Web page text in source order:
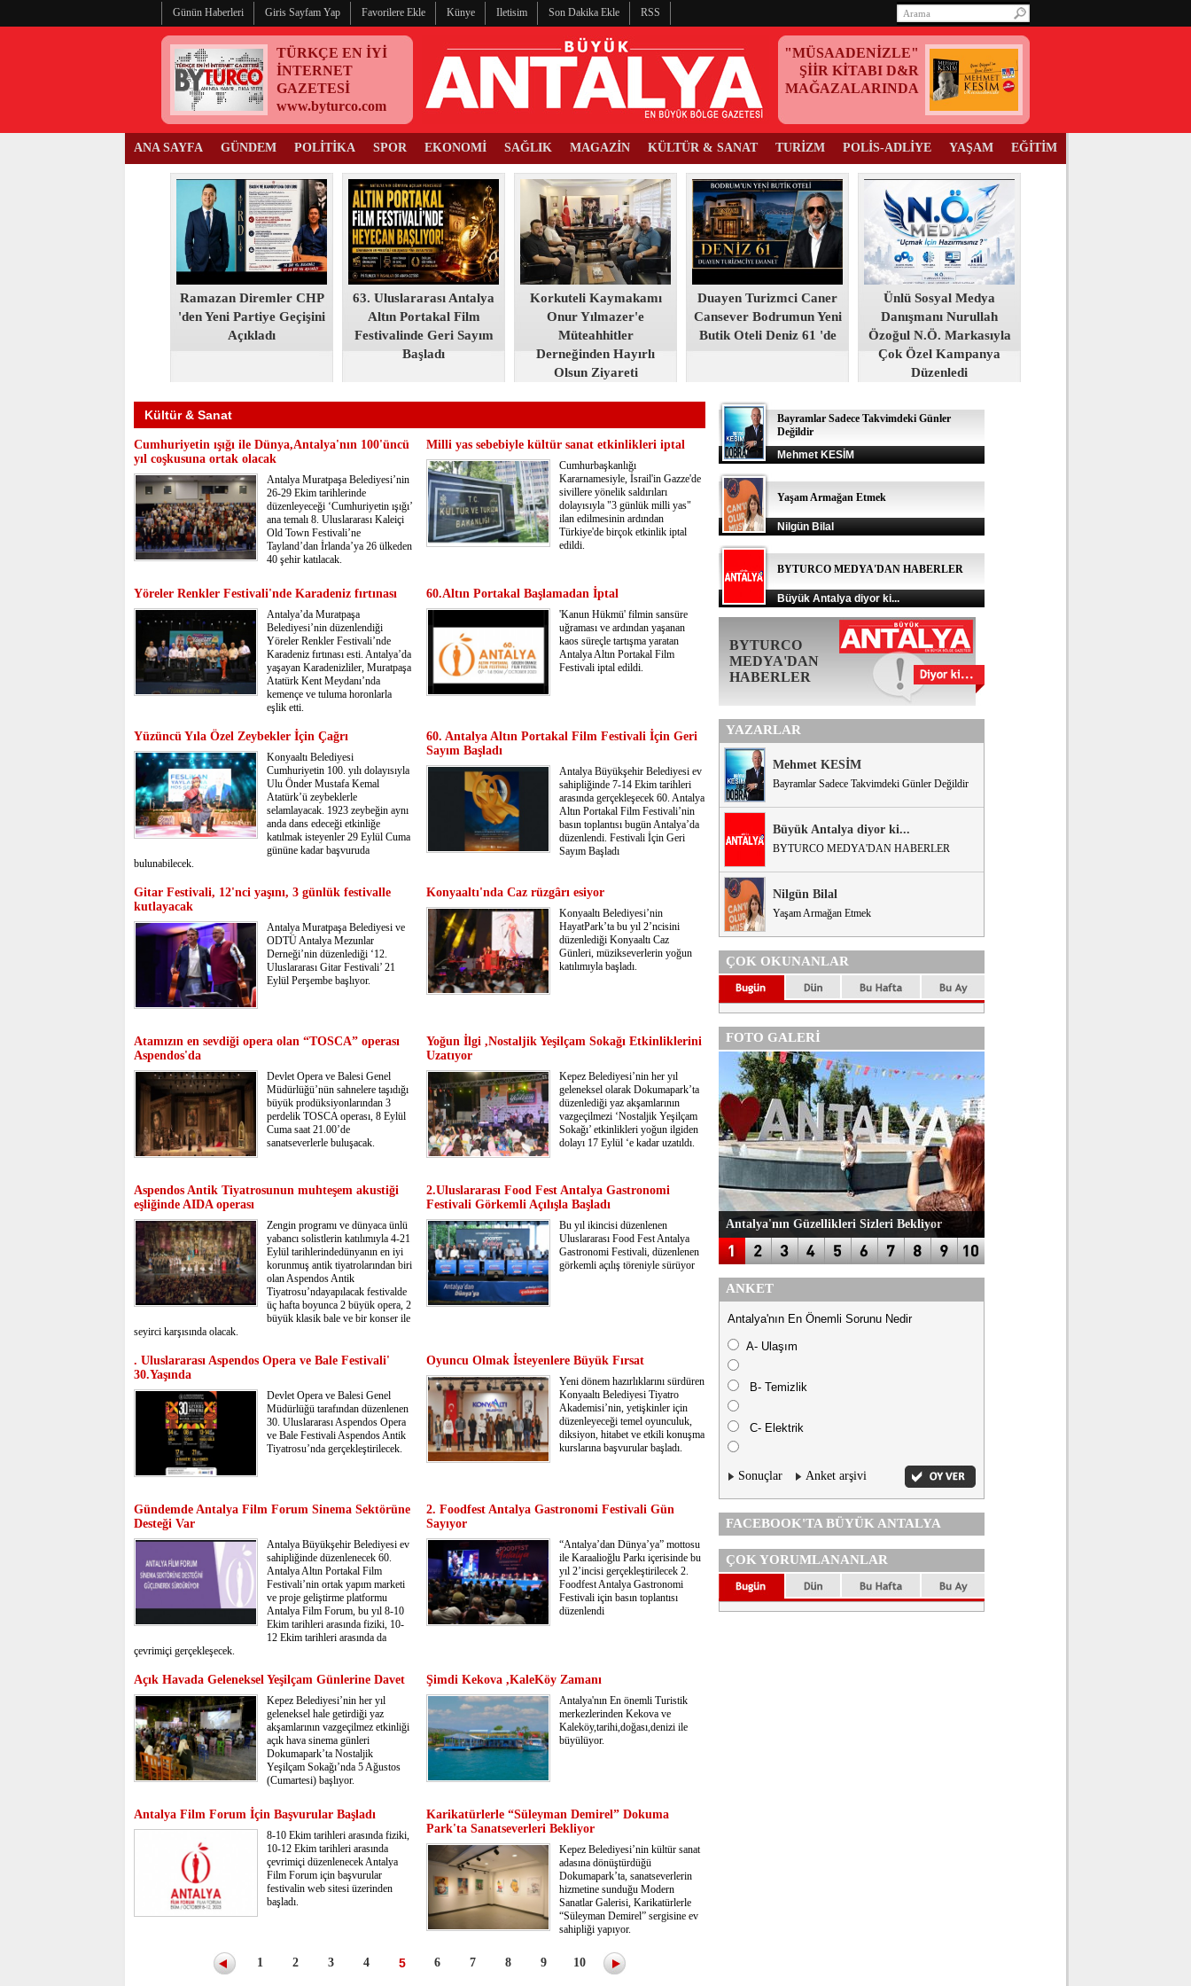
Günün Haberleri Giris Sayfam Yap Favorilere Ekle Künye Iletisim Son Dakika Ekle RSS
TÜRKÇE EN İYİ
İNTERNET
GAZETESİ
www.byturco.com
"MÜSAADENİZLE"
ŞİİR KİTABI D&R
MAĞAZALARINDA
ANA SAYFA GÜNDEM POLİTİKA SPOR EKONOMİ SAĞLIK MAGAZİN KÜLTÜR & SANAT TURİZM POLİS-ADLİYE YAŞAM EĞİTİM
Ramazan Diremler CHP
'den Yeni Partiye Geçişini
Açıkladı
63. Uluslararası Antalya
Altın Portakal Film
Festivalinde Geri Sayım
Başladı
Korkuteli Kaymakamı
Onur Yılmazer'e
Müteahhitler
Derneğinden Hayırlı
Olsun Ziyareti
Duayen Turizmci Caner
Cansever Bodrumun Yeni
Butik Oteli Deniz 61 'de
Ünlü Sosyal Medya
Danışmanı Nurullah
Özoğul N.Ö. Markasıyla
Çok Özel Kampanya
Düzenledi
Kültür & Sanat
Cumhuriyetin ışığı ile Dünya,Antalya'nın 100'üncü
yıl coşkusuna ortak olacak
Antalya Muratpaşa Belediyesi’nin
26-29 Ekim tarihlerinde
düzenleyeceği ‘Cumhuriyetin ışığı’
ana temalı 8. Uluslararası Kaleiçi
Old Town Festivali’ne
Tayland’dan İrlanda’ya 26 ülkeden
40 şehir katılacak.
Milli yas sebebiyle kültür sanat etkinlikleri iptal
Cumhurbaşkanlığı
Kararnamesiyle, İsrail'in Gazze'de
sivillere yönelik saldırıları
dolayısıyla "3 günlük milli yas"
ilan edilmesinin ardından
Türkiye'de birçok etkinlik iptal
edildi.
Yöreler Renkler Festivali'nde Karadeniz fırtınası
Antalya’da Muratpaşa
Belediyesi’nin düzenlendiği
Yöreler Renkler Festivali’nde
Karadeniz fırtınası esti. Antalya’da
yaşayan Karadenizliler, Muratpaşa
Atatürk Kent Meydanı’nda
kemençe ve tuluma horonlarla
eşlik etti.
60.Altın Portakal Başlamadan İptal
'Kanun Hükmü' filmin sansüre
uğraması ve ardından yaşanan
kaos süreçle tartışma yaratan
Antalya Altın Portakal Film
Festivali iptal edildi.
Yüzüncü Yıla Özel Zeybekler İçin Çağrı
Konyaaltı Belediyesi
Cumhuriyetin 100. yılı dolayısıyla
Ulu Önder Mustafa Kemal
Atatürk’ü zeybeklerle
selamlayacak. 1923 zeybeğin aynı
anda dans edeceği etkinliğe
katılmak isteyenler 29 Eylül Cuma
gününe kadar başvuruda
bulunabilecek.
60. Antalya Altın Portakal Film Festivali İçin Geri
Sayım Başladı
Antalya Büyükşehir Belediyesi ev
sahipliğinde 7-14 Ekim tarihleri
arasında gerçekleşecek 60. Antalya
Altın Portakal Film Festivali’nin
basın toplantısı bugün Antalya’da
düzenlendi. Festivali İçin Geri
Sayım Başladı
Gitar Festivali, 12'nci yaşını, 3 günlük festivalle
kutlayacak
Antalya Muratpaşa Belediyesi ve
ODTÜ Antalya Mezunlar
Derneği’nin düzenlediği ‘12.
Uluslararası Gitar Festivali’ 21
Eylül Perşembe başlıyor.
Konyaaltı'nda Caz rüzgârı esiyor
Konyaaltı Belediyesi’nin
HayatPark’ta bu yıl 2’ncisini
düzenlediği Konyaaltı Caz
Günleri, müzikseverlerin yoğun
katılımıyla başladı.
Atamızın en sevdiği opera olan “TOSCA” operası
Aspendos'da
Devlet Opera ve Balesi Genel
Müdürlüğü’nün sahnelere taşıdığı
büyük prodüksiyonlarından 3
perdelik TOSCA operası, 8 Eylül
Cuma saat 21.00’de
sanatseverlerle buluşacak.
Yoğun İlgi ,Nostaljik Yeşilçam Sokağı Etkinliklerini
Uzatıyor
Kepez Belediyesi’nin her yıl
geleneksel olarak Dokumapark’ta
düzenlediği yaz akşamlarının
vazgeçilmezi ‘Nostaljik Yeşilçam
Sokağı’ etkinlikleri yoğun ilgiden
dolayı 17 Eylül ‘e kadar uzatıldı.
Aspendos Antik Tiyatrosunun muhteşem akustiği
eşliğinde AIDA operası
Zengin programı ve dünyaca ünlü
yabancı solistlerin katılımıyla 4-21
Eylül tarihlerindedünyanın en iyi
korunmuş antik tiyatrolarından biri
olan Aspendos Antik
Tiyatrosu’ndayapılacak festivalde
üç hafta boyunca 2 büyük opera, 2
büyük klasik bale ve bir konser ile
seyirci karşısında olacak.
2.Uluslararası Food Fest Antalya Gastronomi
Festivali Görkemli Açılışla Başladı
Bu yıl ikincisi düzenlenen
Uluslararası Food Fest Antalya
Gastronomi Festivali, düzenlenen
görkemli açılış töreniyle sürüyor
. Uluslararası Aspendos Opera ve Bale Festivali'
30.Yaşında
Devlet Opera ve Balesi Genel
Müdürlüğü tarafından düzenlenen
30. Uluslararası Aspendos Opera
ve Bale Festivali Aspendos Antik
Tiyatrosu’nda gerçekleştirilecek.
Oyuncu Olmak İsteyenlere Büyük Fırsat
Yeni dönem hazırlıklarını sürdüren
Konyaaltı Belediyesi Tiyatro
Akademisi’nin, yetişkinler için
düzenleyeceği temel oyunculuk,
diksiyon, hitabet ve etkili konuşma
kurslarına başvurular başladı.
Gündemde Antalya Film Forum Sinema Sektörüne
Desteği Var
Antalya Büyükşehir Belediyesi ev
sahipliğinde düzenlenecek 60.
Antalya Altın Portakal Film
Festivali’nin ortak yapım marketi
ve proje geliştirme platformu
Antalya Film Forum, bu yıl 8-10
Ekim tarihleri arasında fiziki, 10-
12 Ekim tarihleri arasında da
çevrimiçi gerçekleşecek.
2. Foodfest Antalya Gastronomi Festivali Gün
Sayıyor
“Antalya’dan Dünya’ya” mottosu
ile Karaalioğlu Parkı içerisinde bu
yıl 2’incisi gerçekleştirilecek 2.
Foodfest Antalya Gastronomi
Festivali için basın toplantısı
düzenlendi
Açık Havada Geleneksel Yeşilçam Günlerine Davet
Kepez Belediyesi’nin her yıl
geleneksel hale getirdiği yaz
akşamlarının vazgeçilmez etkinliği
açık hava sinema günleri
Dokumapark’ta Nostaljik
Yeşilçam Sokağı’nda 5 Ağustos
(Cumartesi) başlıyor.
Şimdi Kekova ,KaleKöy Zamanı
Antalya'nın En önemli Turistik
merkezlerinden Kekova ve
Kaleköy,tarihi,doğası,denizi ile
büyülüyor.
Antalya Film Forum İçin Başvurular Başladı
8-10 Ekim tarihleri arasında fiziki,
10-12 Ekim tarihleri arasında
çevrimiçi düzenlenecek Antalya
Film Forum için başvurular
festivalin web sitesi üzerinden
başladı.
Karikatürlerle “Süleyman Demirel” Dokuma
Park'ta Sanatseverleri Bekliyor
Kepez Belediyesi’nin kültür sanat
adasına dönüştürdüğü
Dokumapark’ta, sanatseverlerin
hizmetine sunduğu Modern
Sanatlar Galerisi, Karikatürlerle
“Süleyman Demirel” sergisine ev
sahipliği yapıyor.
1 2 3 4 5 6 7 8 9 10
Bayramlar Sadece Takvimdeki Günler
Değildir
Mehmet KESİM
Yaşam Armağan Etmek
Nilgün Bilal
BYTURCO MEDYA'DAN HABERLER
Büyük Antalya diyor ki...
BYTURCO
MEDYA'DAN
HABERLER
YAZARLAR
Mehmet KESİM
Bayramlar Sadece Takvimdeki Günler Değildir
Büyük Antalya diyor ki...
BYTURCO MEDYA'DAN HABERLER
Nilgün Bilal
Yaşam Armağan Etmek
ÇOK OKUNANLAR
FOTO GALERİ
Antalya'nın Güzellikleri Sizleri Bekliyor
ANKET
Antalya'nın En Önemli Sorunu Nedir
A- Ulaşım
B- Temizlik
C- Elektrik
Sonuçlar Anket arşivi
FACEBOOK'TA BÜYÜK ANTALYA
ÇOK YORUMLANANLAR